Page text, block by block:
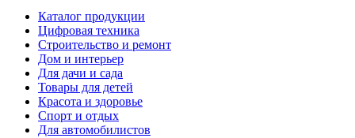
Каталог продукции
Цифровая техника
Строительство и ремонт
Дом и интерьер
Для дачи и сада
Товары для детей
Красота и здоровье
Спорт и отдых
Для автомобилистов